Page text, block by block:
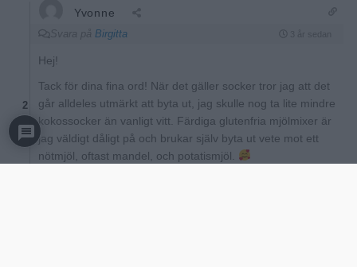
Yvonne
Svara på Birgitta
Hej!
Tack för dina fina ord! När det gäller socker tror jag att det
går alldeles utmärkt att byta ut, jag skulle nog ta lite mindre
kokossocker än vanligt vitt. Färdiga glutenfria mjölmixer är
jag väldigt dåligt på och brukar själv byta ut vete mot ett
nötmjöl, oftast mandel, och potatismjöl.
2